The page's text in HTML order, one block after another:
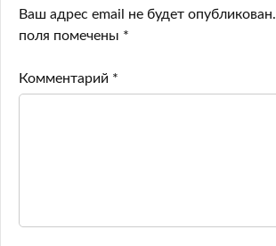
Ваш адрес email не будет опубликован.
поля помечены *
Комментарий *